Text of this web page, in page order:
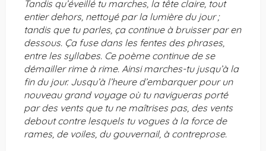
Tandis qu’éveillé tu marches, la tête claire, tout
entier dehors, nettoyé par la lumière du jour ;
tandis que tu parles, ça continue à bruisser par en
dessous. Ça fuse dans les fentes des phrases,
entre les syllabes. Ce poème continue de se
démailler rime à rime. Ainsi marches-tu jusqu’à la
fin du jour. Jusqu’à l’heure d’embarquer pour un
nouveau grand voyage où tu navigueras porté
par des vents que tu ne maîtrises pas, des vents
debout contre lesquels tu vogues à la force de
rames, de voiles, du gouvernail, à contreprose.